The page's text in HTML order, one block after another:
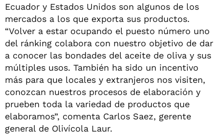
Ecuador y Estados Unidos son algunos de los
mercados a los que exporta sus productos.
“Volver a estar ocupando el puesto número uno
del ránking colabora con nuestro objetivo de dar
a conocer las bondades del aceite de oliva y sus
múltiples usos. También ha sido un incentivo
más para que locales y extranjeros nos visiten,
conozcan nuestros procesos de elaboración y
prueben toda la variedad de productos que
elaboramos”, comenta Carlos Saez, gerente
general de Olivícola Laur.